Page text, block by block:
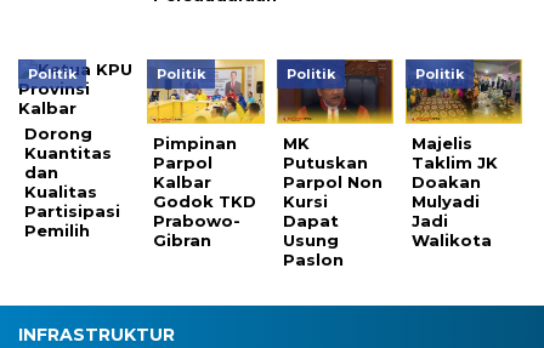
Politik
Dorong
Kuantitas
dan
Kualitas
Partisipasi
Pemilih
Politik
Pimpinan
Parpol
Kalbar
Godok TKD
Prabowo-
Gibran
Politik
MK
Putuskan
Parpol Non
Kursi
Dapat
Usung
Paslon
Politik
Majelis
Taklim JK
Doakan
Mulyadi
Jadi
Walikota
INFRASTRUKTUR